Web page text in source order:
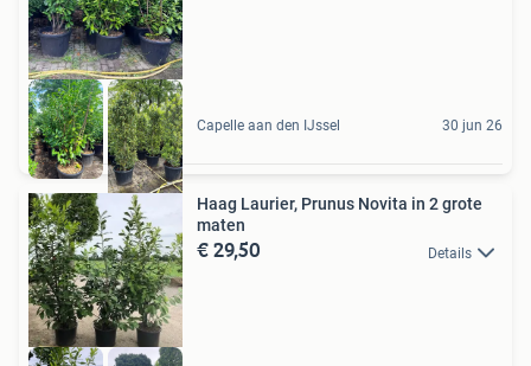
Capelle aan den IJssel 30 jun 26
Haag Laurier, Prunus Novita in 2 grote
maten
€ 29,50 Details